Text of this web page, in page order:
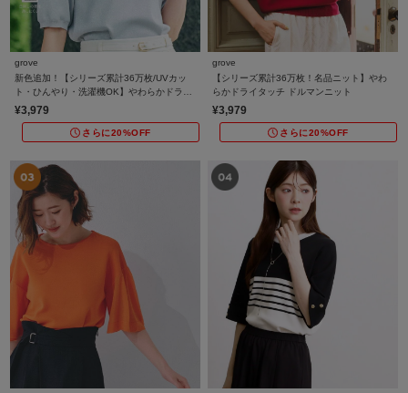
grove
新色追加！【シリーズ累計36万枚/UVカッ
ト・ひんやり・洗濯機OK】やわらかドライ
タッチ 五分袖ニット
¥3,979
さらに20%OFF
grove
【シリーズ累計36万枚！名品ニット】やわ
らかドライタッチ ドルマンニット
¥3,979
さらに20%OFF